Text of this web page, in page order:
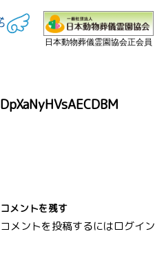
日本動物葬儀霊園協会正会員
DpXaNyHVsAECDBM
コメントを残す
コメントを投稿するにはログイン